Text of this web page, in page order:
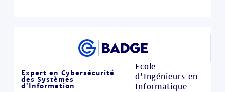
Expert en Cybersécurité
des Systèmes
d’Information
Ecole
d'Ingénieurs en
Informatique